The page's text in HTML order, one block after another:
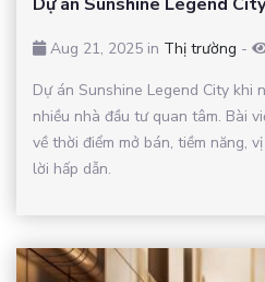
Aug 21, 2025 in Thị trường -
Dự án Sunshine Legend City khi
nhiều nhà đầu tư quan tâm. Bài
về thời điểm mở bán, tiềm năng,
lời hấp dẫn.